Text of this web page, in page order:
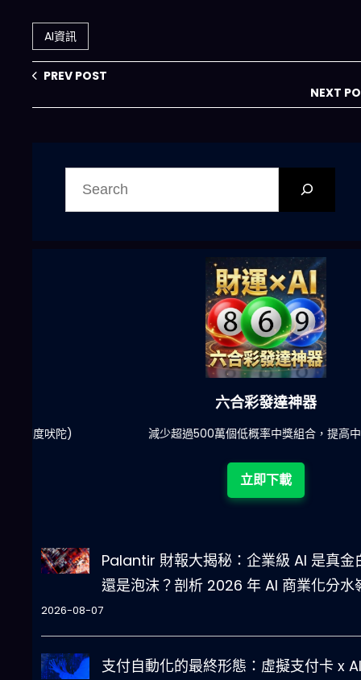
口就能轉帳」
AI資訊
PREV POST
NEXT
六合彩發達神器
減少超過500萬個低概率中獎組合，提高中獎率
Palantir 財報大揭秘：企業級 AI 是真金
還是泡沫？剖析 2026 年 AI 商業化分水
2026-08-07
支付自動化的最終形態：虛擬支付卡 x AI